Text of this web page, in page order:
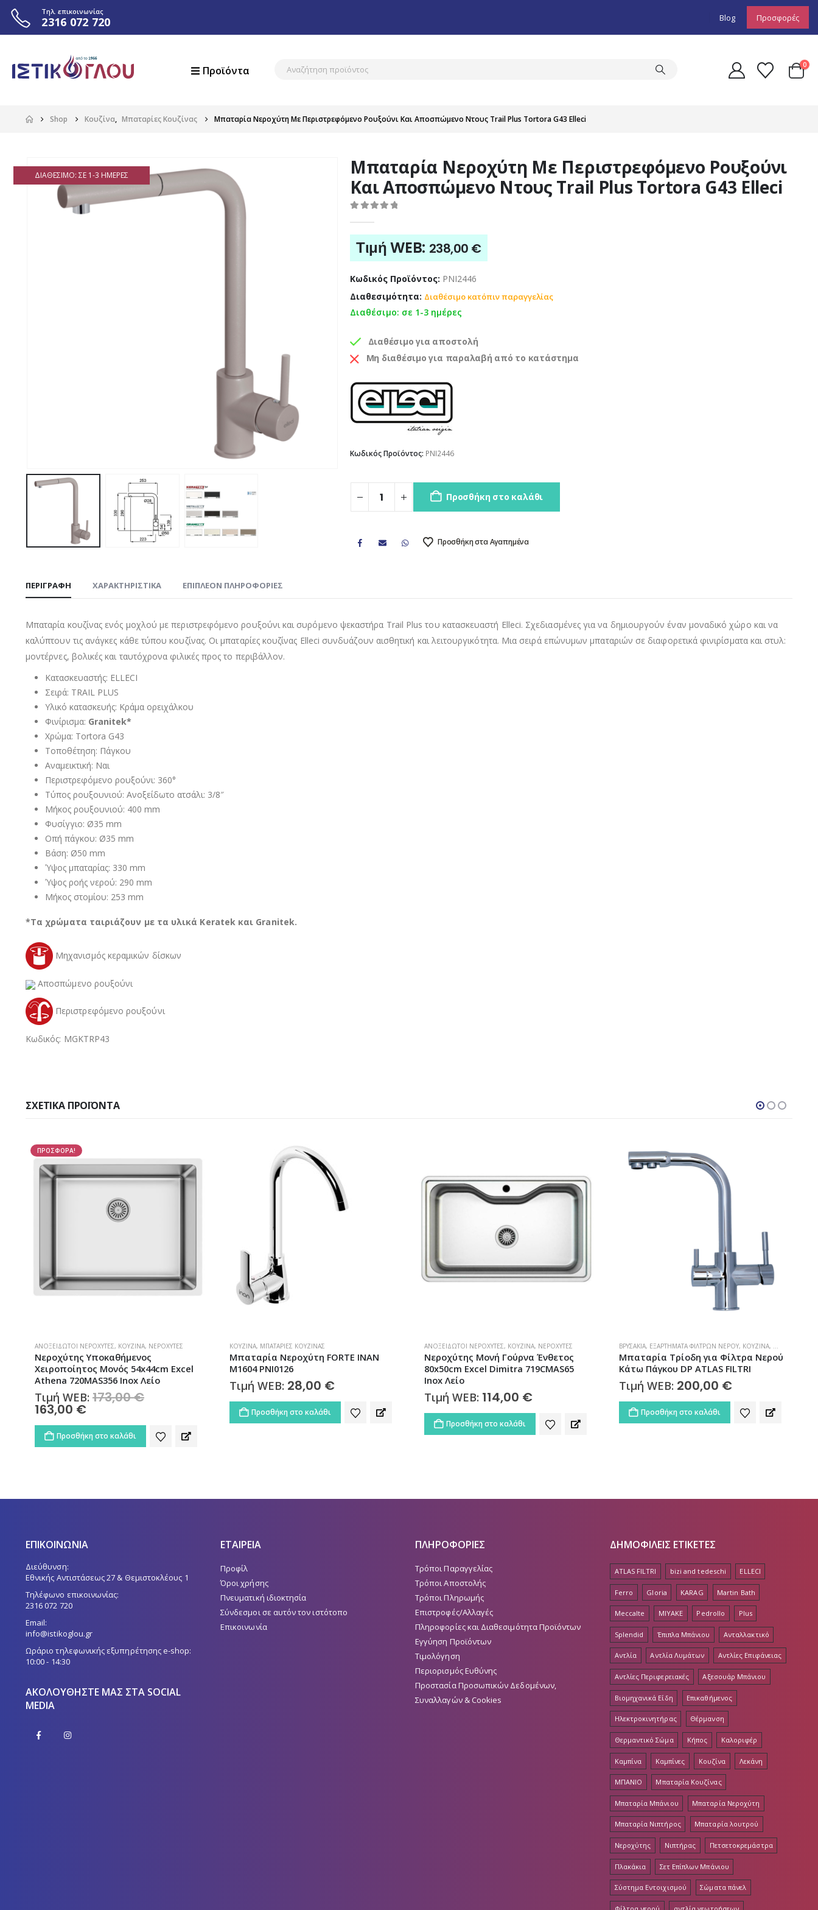
Τηλ. επικοινωνίας
2316 072 720 Blog Προσφορές
Προϊόντα 0
Shop Κουζίνα, Μπαταρίες Κουζίνας Μπαταρία Νεροχύτη Με Περιστρεφόμενο Ρουξούνι Και Αποσπώμενο Ντους Trail Plus Tortora G43 Elleci
ΔΙΑΘΈΣΙΜΟ: ΣΕ 1-3 ΗΜΈΡΕΣ
Μπαταρία Νεροχύτη Με Περιστρεφόμενο Ρουξούνι
Και Αποσπώμενο Ντους Trail Plus Tortora G43 Elleci
Τιμή WEB: 238,00 €
Κωδικός Προϊόντος: PNI2446
Διαθεσιμότητα: Διαθέσιμο κατόπιν παραγγελίας
Διαθέσιμο: σε 1-3 ημέρες
Διαθέσιμο για αποστολή
Μη διαθέσιμο για παραλαβή από το κατάστημα
Κωδικός Προϊόντος: PNI2446
Προσθήκη στο καλάθι
Προσθήκη στα Αγαπημένα
ΠΕΡΙΓΡΑΦΉ ΧΑΡΑΚΤΗΡΙΣΤΙΚΑ ΕΠΙΠΛΈΟΝ ΠΛΗΡΟΦΟΡΊΕΣ
Μπαταρία κουζίνας ενός μοχλού με περιστρεφόμενο ρουξούνι και συρόμενο ψεκαστήρα Trail Plus του κατασκευαστή Elleci. Σχεδιασμένες για να δημιουργούν έναν μοναδικό χώρο και να
καλύπτουν τις ανάγκες κάθε τύπου κουζίνας. Οι μπαταρίες κουζίνας Elleci συνδυάζουν αισθητική και λειτουργικότητα. Μια σειρά επώνυμων μπαταριών σε διαφορετικά φινιρίσματα και στυλ:
μοντέρνες, βολικές και ταυτόχρονα φιλικές προς το περιβάλλον.
Κατασκευαστής: ELLECI
Σειρά: TRAIL PLUS
Υλικό κατασκευής: Κράμα ορειχάλκου
Φινίρισμα: Granitek*
Χρώμα: Tortora G43
Τοποθέτηση: Πάγκου
Αναμεικτική: Ναι
Περιστρεφόμενο ρουξούνι: 360°
Τύπος ρουξουνιού: Ανοξείδωτο ατσάλι: 3/8″
Μήκος ρουξουνιού: 400 mm
Φυσίγγιο: Ø35 mm
Οπή πάγκου: Ø35 mm
Βάση: Ø50 mm
Ύψος μπαταρίας: 330 mm
Ύψος ροής νερού: 290 mm
Μήκος στομίου: 253 mm
*Τα χρώματα ταιριάζουν με τα υλικά Keratek και Granitek.
Μηχανισμός κεραμικών δίσκων
Αποσπώμενο ρουξούνι
Περιστρεφόμενο ρουξούνι
Κωδικός: MGKTRP43
ΣΧΕΤΙΚΆ ΠΡΟΪΌΝΤΑ
ΠΡΟΣΦΟΡΑ!
ΑΝΟΞΕΊΔΩΤΟΙ ΝΕΡΟΧΎΤΕΣ, ΚΟΥΖΊΝΑ, ΝΕΡΟΧΎΤΕΣ
Νεροχύτης Υποκαθήμενος
Χειροποίητος Μονός 54x44cm Excel
Athena 720MAS356 Inox Λείο
Τιμή WEB: 173,00€
173,00 €.
163,00 €Η
τιμή
είναι:
163,00 €.
Προσθήκη στο καλάθι
ΚΟΥΖΊΝΑ, ΜΠΑΤΑΡΊΕΣ ΚΟΥΖΊΝΑΣ
Μπαταρία Νεροχύτη FORTE ΙΝΑΝ
M1604 PNI0126
Τιμή WEB: 28,00 €
Προσθήκη στο καλάθι
ΑΝΟΞΕΊΔΩΤΟΙ ΝΕΡΟΧΎΤΕΣ, ΚΟΥΖΊΝΑ, ΝΕΡΟΧΎΤΕΣ
Νεροχύτης Μονή Γούρνα Ένθετος
80x50cm Excel Dimitra 719CMAS65
Inox Λείο
Τιμή WEB: 114,00 €
Προσθήκη στο καλάθι
ΒΡΥΣΆΚΙΑ, ΕΞΑΡΤΉΜΑΤΑ ΦΊΛΤΡΩΝ ΝΕΡΟΎ, ΚΟΥΖΊΝΑ, ΜΠΑΤΑΡΊΕΣ
Μπαταρία Τρίοδη για Φίλτρα Νερού
Κάτω Πάγκου DP ATLAS FILTRI
Τιμή WEB: 200,00 €
Προσθήκη στο καλάθι
ΕΠΙΚΟΙΝΩΝΙΑ
Διεύθυνση:
Εθνικής Αντιστάσεως 27 & Θεμιστοκλέους 1
Τηλέφωνο επικοινωνίας:
2316 072 720
Email:
info@istikoglou.gr
Ωράριο τηλεφωνικής εξυπηρέτησης e-shop:
10:00 - 14:30
ΑΚΟΛΟΥΘΉΣΤΕ ΜΑΣ ΣΤΑ SOCIAL
MEDIA
ΕΤΑΙΡΕΙΑ
Προφίλ
Όροι χρήσης
Πνευματική ιδιοκτησία
Σύνδεσμοι σε αυτόν τον ιστότοπο
Επικοινωνία
ΠΛΗΡΟΦΟΡΙΕΣ
Τρόποι Παραγγελίας
Τρόποι Αποστολής
Τρόποι Πληρωμής
Επιστροφές/Αλλαγές
Πληροφορίες και Διαθεσιμότητα Προϊόντων
Εγγύηση Προϊόντων
Τιμολόγηση
Περιορισμός Ευθύνης
Προστασία Προσωπικών Δεδομένων,
Συναλλαγών & Cookies
ΔΗΜΟΦΙΛΕΙΣ ΕΤΙΚΕΤΕΣ
ATLAS FILTRI bizi and tedeschi ELLECI
Ferro Gloria KARAG Martin Bath
Meccalte MIYAKE Pedrollo Plus
Splendid Έπιπλα Μπάνιου Ανταλλακτικό
Αντλία Αντλία Λυμάτων Αντλίες Επιφάνειας
Αντλίες Περιφερειακές Αξεσουάρ Μπάνιου
Βιομηχανικά Είδη Επικαθήμενος
Ηλεκτροκινητήρας Θέρμανση
Θερμαντικό Σώμα Κήπος Καλοριφέρ
Καμπίνα Καμπίνες Κουζίνα Λεκάνη
ΜΠΑΝΙΟ Μπαταρία Κουζίνας
Μπαταρία Μπάνιου Μπαταρία Νεροχύτη
Μπαταρία Νιπτήρος Μπαταρία λουτρού
Νεροχύτης Νιπτήρας Πετσετοκρεμάστρα
Πλακάκια Σετ Επίπλων Μπάνιου
Σύστημα Εντοιχισμού Σώματα πάνελ